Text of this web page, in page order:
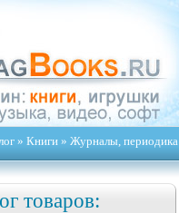
» Книги » Журналы, периодика
товаров: